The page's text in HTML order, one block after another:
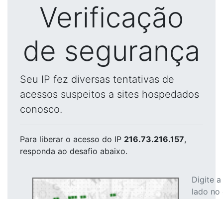
Verificação
de segurança
Seu IP fez diversas tentativas de
acessos suspeitos a sites hospedados
conosco.
Para liberar o acesso do IP 216.73.216.157,
responda ao desafio abaixo.
Digite
lado no